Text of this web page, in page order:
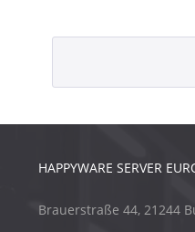
HAPPYWARE SERVER
Brauerstraße 44, 21244